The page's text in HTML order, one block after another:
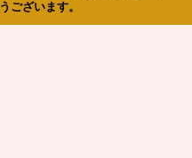
ございます。